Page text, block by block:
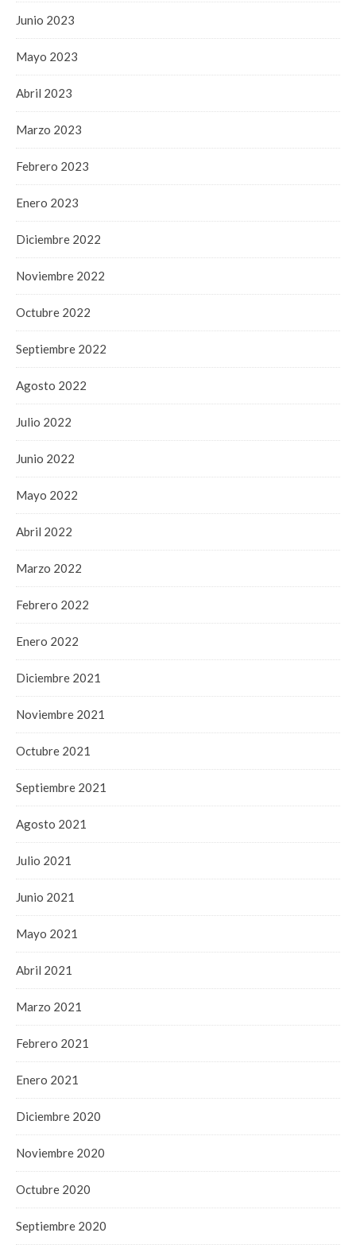
Junio 2023
Mayo 2023
Abril 2023
Marzo 2023
Febrero 2023
Enero 2023
Diciembre 2022
Noviembre 2022
Octubre 2022
Septiembre 2022
Agosto 2022
Julio 2022
Junio 2022
Mayo 2022
Abril 2022
Marzo 2022
Febrero 2022
Enero 2022
Diciembre 2021
Noviembre 2021
Octubre 2021
Septiembre 2021
Agosto 2021
Julio 2021
Junio 2021
Mayo 2021
Abril 2021
Marzo 2021
Febrero 2021
Enero 2021
Diciembre 2020
Noviembre 2020
Octubre 2020
Septiembre 2020